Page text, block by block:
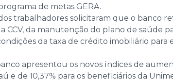
de metas GERA.
trabalhadores solicitaram que o banco
CCV, da manutenção do plano de saúde
da taxa de crédito imobiliário para
apresentou os novos índices de
e de 10,37% para os beneficiários da